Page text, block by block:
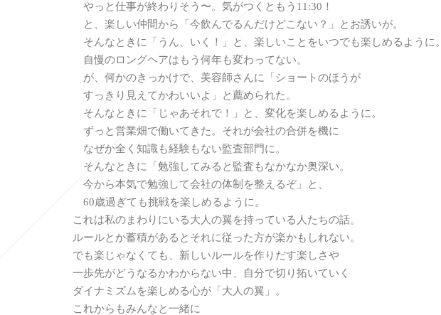
やっと仕事が終わりそう〜。気がつくともう11:30！
と、楽しい仲間から「今飲んでるんだけどこない？」とお誘いが。
そんなときに「うん、いく！」と、楽しいことをいつでも楽しめるように。
自慢のロングヘアはもう何年も変わってない。
が、何かのきっかけで、美容師さんに「ショートのほうが
すっきり見えてかわいいよ」と薦められた。
そんなときに「じゃあそれで！」と、変化を楽しめるように。
ずっと営業畑で働いてきた。それが会社の合併を機に
なぜか全く知識も経験もない監査部門に。
そんなときに「勉強してみると監査もなかなか奥深い。
今から本気で勉強して会社の体制を整えるぞ」と、
60歳過ぎても挑戦を楽しめるように。
これは私のまわりにいる大人の翼を持っている人たちの話。
ルールとか蓄積があるとそれに従った方が楽かもしれない。
でも楽じゃなくても、新しいルールを作りだす楽しさや
一歩先がどうなるかわからない中、自分で切り拓いていく
ダイナミズムを楽しめる心が「大人の翼」。
これからもみんなと一緒に